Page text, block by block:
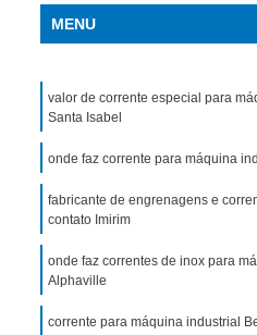
Corrente de Rolo Simples
Rolo Tripla
Rolo Corrente
Corrente Industrial com Abas
Correntes
Correntes Industriais
Fabricante de
de Correntes Industriais
MENU
valor de corrente especial para
Santa Isabel
onde faz corrente para máquina
fabricante de engrenagens e
contato Imirim
onde faz correntes de inox para
Alphaville
corrente para máquina industrial